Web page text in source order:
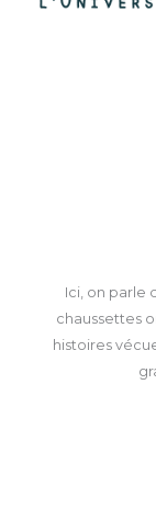
Ici, on parle
chaussettes
histoires